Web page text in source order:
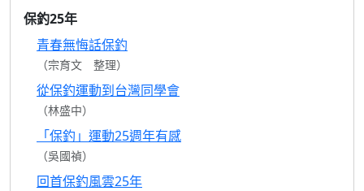
保釣25年
青春無悔話保釣
（宗育文 整理）
從保釣運動到台灣同學會
（林盛中）
「保釣」運動25週年有感
（吳國禎）
回首保釣風雲25年